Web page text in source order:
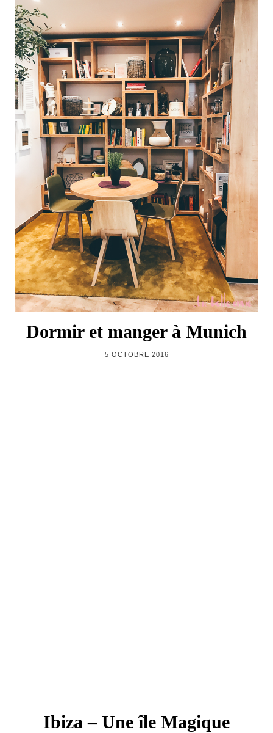
Dormir et manger à Munich
5 OCTOBRE 2016
Ibiza – Une île Magique